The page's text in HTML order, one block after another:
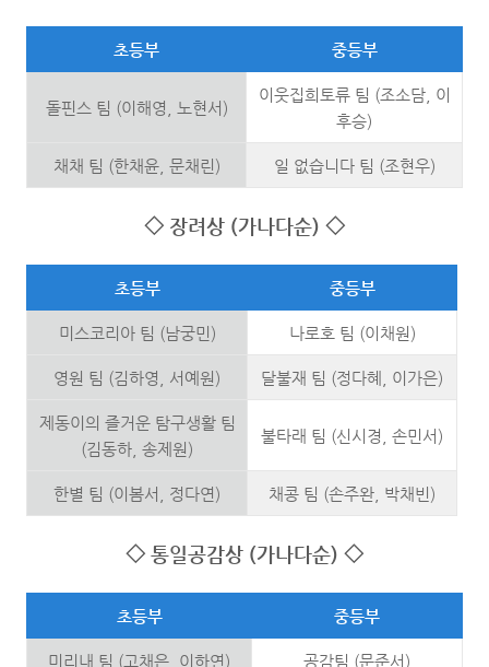
초등부 중등부
돌핀스 팀 (이해영, 노현서)
이웃집희토류 팀 (조소담, 이
후승)
채채 팀 (한채윤, 문채린) 일 없습니다 팀 (조현우)
◇ 장려상 (가나다순) ◇
초등부 중등부
미스코리아 팀 (남궁민) 나로호 팀 (이채원)
영원 팀 (김하영, 서예원) 달불재 팀 (정다혜, 이가은)
제동이의 즐거운 탐구생활 팀
(김동하, 송제원)
불타래 팀 (신시경, 손민서)
한별 팀 (이봄서, 정다연) 채콩 팀 (손주완, 박채빈)
◇ 통일공감상 (가나다순) ◇
초등부 중등부
미리내 팀 (고채은, 이하연) 공감팀 (문준서)